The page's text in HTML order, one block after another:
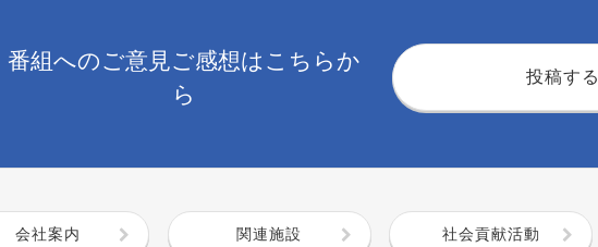
番組へのご意見ご感想はこちらか
ら
投稿する
会社案内 関連施設 社会貢献活動